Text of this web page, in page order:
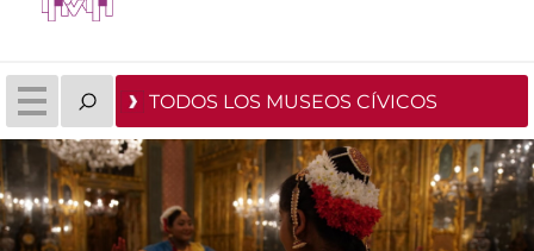
TODOS LOS MUSEOS CÍVICOS